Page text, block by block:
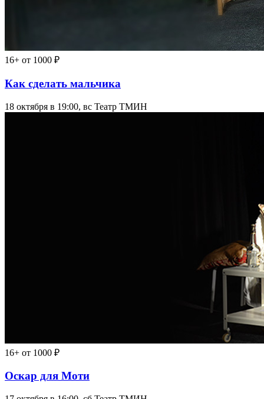
16+ от 1000 ₽
Как сделать мальчика
18 октября в 19:00, вс Театр ТМИН
16+ от 1000 ₽
Оскар для Моти